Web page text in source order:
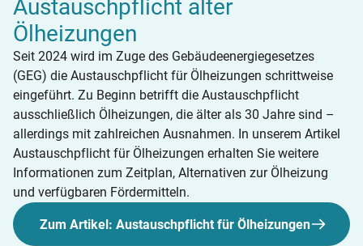
Austauschpflicht alter
Ölheizungen
Seit 2024 wird im Zuge des Gebäudeenergiegesetzes
(GEG) die Austauschpflicht für Ölheizungen schrittweise
eingeführt. Zu Beginn betrifft die Austauschpflicht
ausschließlich Ölheizungen, die älter als 30 Jahre sind –
allerdings mit zahlreichen Ausnahmen. In unserem Artikel
Austauschpflicht für Ölheizungen erhalten Sie weitere
Informationen zum Zeitplan, Alternativen zur Ölheizung
und verfügbaren Fördermitteln.
Zum Artikel: Austauschpflicht für Ölheizungen